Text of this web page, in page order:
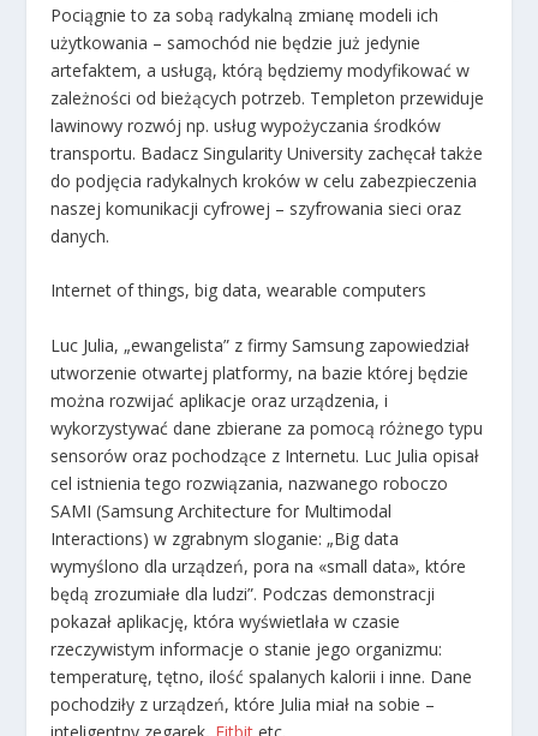
Pociągnie to za sobą radykalną zmianę modeli ich
użytkowania – samochód nie będzie już jedynie
artefaktem, a usługą, którą będziemy modyfikować w
zależności od bieżących potrzeb. Templeton przewiduje
lawinowy rozwój np. usług wypożyczania środków
transportu. Badacz Singularity University zachęcał także
do podjęcia radykalnych kroków w celu zabezpieczenia
naszej komunikacji cyfrowej – szyfrowania sieci oraz
danych.
Internet of things, big data, wearable computers
Luc Julia, „ewangelista” z firmy Samsung zapowiedział
utworzenie otwartej platformy, na bazie której będzie
można rozwijać aplikacje oraz urządzenia, i
wykorzystywać dane zbierane za pomocą różnego typu
sensorów oraz pochodzące z Internetu. Luc Julia opisał
cel istnienia tego rozwiązania, nazwanego roboczo
SAMI (Samsung Architecture for Multimodal
Interactions) w zgrabnym sloganie: „Big data
wymyślono dla urządzeń, pora na «small data», które
będą zrozumiałe dla ludzi”. Podczas demonstracji
pokazał aplikację, która wyświetlała w czasie
rzeczywistym informacje o stanie jego organizmu:
temperaturę, tętno, ilość spalanych kalorii i inne. Dane
pochodziły z urządzeń, które Julia miał na sobie –
inteligentny zegarek, Fitbit etc.